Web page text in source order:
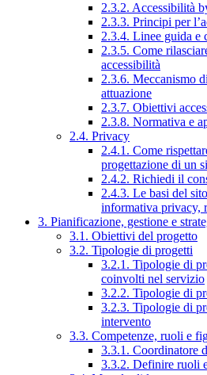
2.3.2. Accessibilità
2.3.3. Principi per
2.3.4. Linee guida e
2.3.5. Come
accessibilità
2.3.6. Meccanismo
attuazione
2.3.7. Obiettivi
2.3.8. Normativa e
2.4. Privacy
2.4.1. Come
progettazione di un
2.4.2. Richiedi il
2.4.3. Le basi del
informativa privacy,
3. Pianificazione, gestione e
3.1. Obiettivi del progetto
3.2. Tipologie di progetti
3.2.1. Tipologie di
coinvolti nel servizio
3.2.2. Tipologie di
3.2.3. Tipologie di
intervento
3.3. Competenze, ruoli e
3.3.1. Coordinatore
3.3.2. Definire ruoli